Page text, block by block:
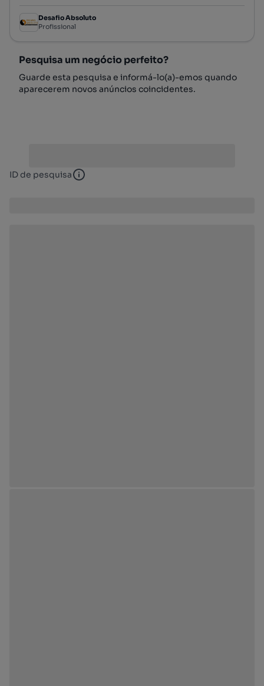
Desafio Absoluto
Profissional
Pesquisa um negócio perfeito?
Guarde esta pesquisa e informá-lo(a)-emos quando
aparecerem novos anúncios coincidentes.
ID de pesquisa ID de pesquisa